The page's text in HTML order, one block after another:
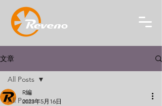
文章
All Posts
All Posts
R編
2023年5月16日